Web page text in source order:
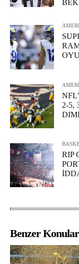
2-5,
RIP
Benzer Konular